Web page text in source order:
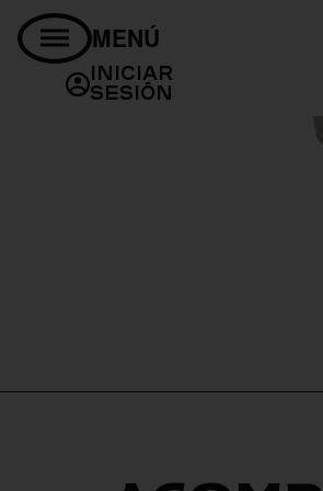
MENÚ
Iniciar
Sesión